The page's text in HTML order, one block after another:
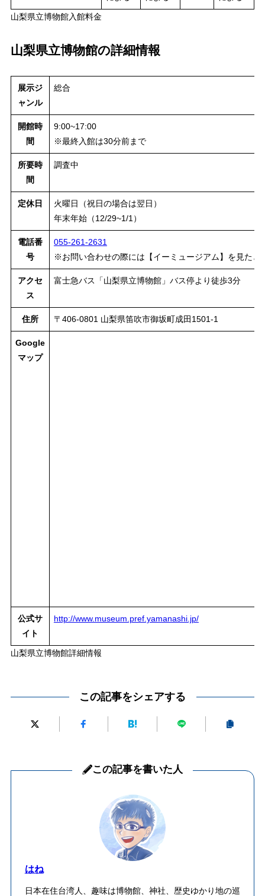
山梨県立博物館入館料金
山梨県立博物館の詳細情報
展示ジ
ャンル
総合
開館時
間
9:00~17:00
※最終入館は30分前まで
所要時
間
調査中
定休日
火曜日（祝日の場合は翌日）
年末年始（12/29~1/1）
電話番
号
055-261-2631
※お問い合わせの際には【イーミュージアム】を見たと
アクセ
ス
富士急バス「山梨県立博物館」バス停より徒歩3分
住所 〒406-0801 山梨県笛吹市御坂町成田1501-1
Google
マップ
公式サ
イト
http://www.museum.pref.yamanashi.jp/
山梨県立博物館詳細情報
この記事をシェアする
この記事を書いた人
はね
日本在住台湾人、趣味は博物館、神社、歴史ゆかり地の巡